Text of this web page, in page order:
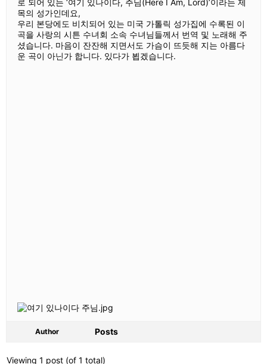
로 되어 있는 ‘여기 있나이다, 주님(Here I Am, Lord)’이라는 제
목의 성가인데요,
우리 본당에도 비치되어 있는 미국 가톨릭 성가집에 수록된 이
곡을 사랑의 시튼 수녀회 소속 수녀님들께서 번역 및 노래해 주
셨습니다. 마음이 잔잔해 지면서도 가슴이 뜨듯해 지는 아름다
운 곡이 아닌가 합니다. 있다가 뵙겠습니다.
Author Posts
Viewing 1 post (of 1 total)